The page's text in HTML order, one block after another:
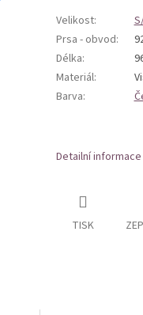
Velikost:
Prsa - obvod:
Délka:
Materiál:
Barva:
Detailní informace
TISK